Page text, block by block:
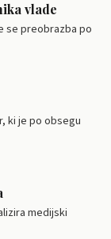
vlade
se preobrazba po
ki je po obsegu
medijski